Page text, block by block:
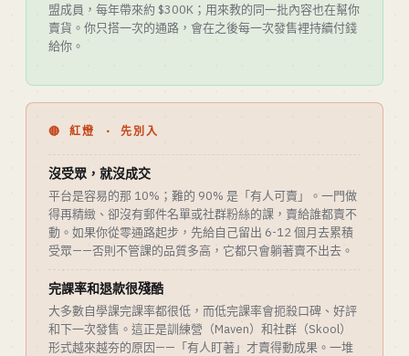
盟成員，每年帶來約 $300K；用來教的同一批內容也在幫你
賣貨。你只搭一次的通路，會在之後每一次發售裡持續付錢
給你。
🔴 紅燈 · 先別入
沒受眾，就沒成交
平台是容易的那 10%；難的 90% 是「有人可賣」。一門做
得再精緻、卻沒有郵件名單或社群粉絲的課，賣給誰都賣不
動。如果你從零通路起步，先給自己留出 6-12 個月去累積
受眾——否則不管課的品質多高，它都只會躺著賣不出去。
完課率和退款很殘酷
大多數自學課完課率都很低，而低完課率會扼殺口碑、好評
和下一次發售。這正是訓練營（Maven）和社群（Skool）
形式越來越夯的原因——「有人盯著」才賣得動成果。一堆